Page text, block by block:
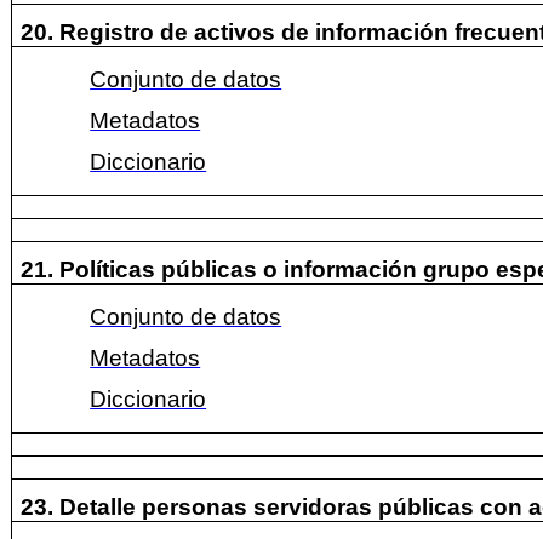
20. Registro de activos de información
Conjunto de datos
Metadatos
Diccionario
21. Políticas públicas o información grupo
Conjunto de datos
Metadatos
Diccionario
23. Detalle personas servidoras públicas con